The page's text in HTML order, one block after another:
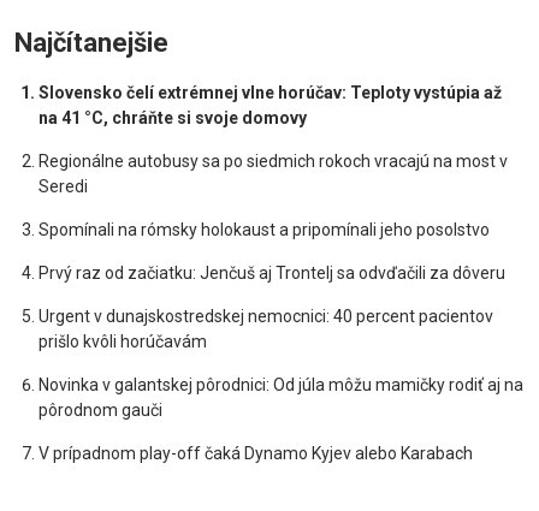
Najčítanejšie
Slovensko čelí extrémnej vlne horúčav: Teploty vystúpia až
na 41 °C, chráňte si svoje domovy
Regionálne autobusy sa po siedmich rokoch vracajú na most v
Seredi
Spomínali na rómsky holokaust a pripomínali jeho posolstvo
Prvý raz od začiatku: Jenčuš aj Trontelj sa odvďačili za dôveru
Urgent v dunajskostredskej nemocnici: 40 percent pacientov
prišlo kvôli horúčavám
Novinka v galantskej pôrodnici: Od júla môžu mamičky rodiť aj na
pôrodnom gauči
V prípadnom play-off čaká Dynamo Kyjev alebo Karabach